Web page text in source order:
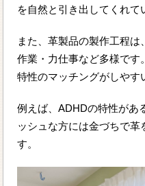
を自然と引き出してくれて
また、革製品の製作工程は
作業・力仕事など多様です
特性のマッチングがしやす
例えば、ADHDの特性があ
ッシュな方には金づちで革
す。